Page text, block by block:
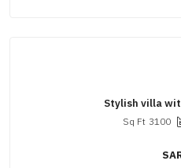
Stylish villa
3100
Sq Ft